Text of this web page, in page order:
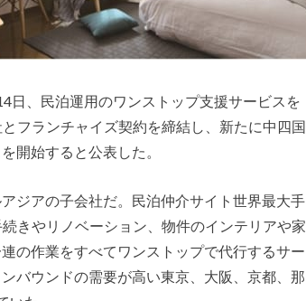
日、民泊運用のワンストップ支援サービスを
フランチャイズ契約を締結し、新たに中四国
開始すると公表した。
ジアの子会社だ。民泊仲介サイト世界最大手
きやリノベーション、物件のインテリアや家
の作業をすべてワンストップで代行するサー
バウンドの需要が高い東京、大阪、京都、那